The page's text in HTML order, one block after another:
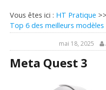
Vous êtes ici : HT Pratique >>
Top 6 des meilleurs modèles
mai 18, 2025
Meta Quest 3